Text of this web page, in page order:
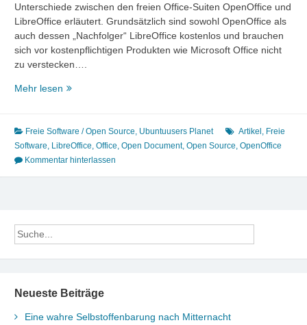
Unterschiede zwischen den freien Office-Suiten OpenOffice und
LibreOffice erläutert. Grundsätzlich sind sowohl OpenOffice als
auch dessen „Nachfolger“ LibreOffice kostenlos und brauchen
sich vor kostenpflichtigen Produkten wie Microsoft Office nicht
zu verstecken….
Mehr lesen OpenOffice
im
Vergleich
2017
Freie Software / Open Source, Ubuntuusers Planet Artikel , Freie
Software, LibreOffice, Office, Open Document, Open Source, OpenOffice
Kommentar hinterlassen
Neueste Beiträge
Eine wahre Selbstoffenbarung nach Mitternacht